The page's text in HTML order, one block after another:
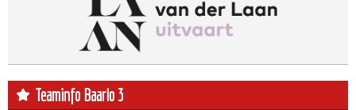
Teaminfo Baarlo 3